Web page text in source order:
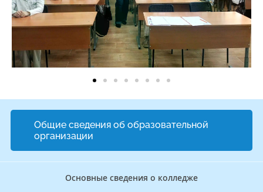
Общие сведения об образовательной
организации
Основные сведения о колледже